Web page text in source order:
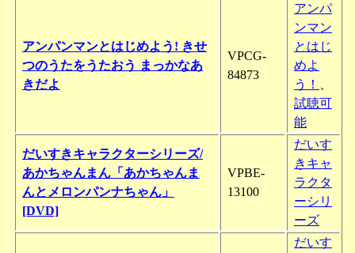
アンパンマンとはじめよう! きせ
つのうたをうたおう まっかなあ
きだよ
VPCG-
84873
アンパ
ンマン
とはじ
めよ
う！
試聴可
能
だいすきキャラクターシリーズ/
あかちゃんまん「あかちゃんま
んとメロンパンナちゃん」
[DVD]
VPBE-
13100
だいす
きキャ
ラクタ
ーシリ
ーズ
だいす